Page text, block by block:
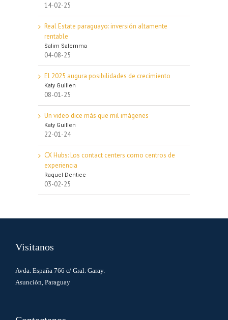
14-02-25
Real Estate paraguayo: inversión altamente
rentable
Salim Salemma
04-08-25
El 2025 augura posibilidades de crecimiento
Katy Guillen
08-01-25
Un video dice más que mil imágenes
Katy Guillen
22-01-24
CX Hubs: Los contact centers como centros de
experiencia
Raquel Dentice
03-02-25
Visitanos
Avda. España 766 c/ Gral. Garay.
Asunción, Paraguay